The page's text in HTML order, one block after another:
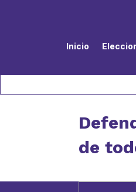
Inicio
de